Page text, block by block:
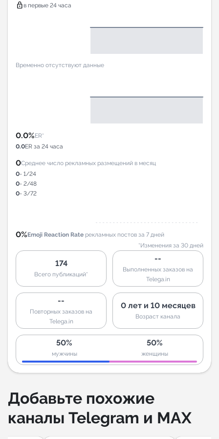
lock в первые 24 часа
Временно отсутствуют данные
0.0%ER*
0.0ER за 24 часа
0Среднее число рекламных размещений в месяц
0- 1/24
0- 2/48
0- 3/72
0%Emoji Reaction Rate рекламных постов за 7 дней
*Изменения за 30 дней
174
Всего публикаций*
--
Выполненных заказов на
Telega.in
--
Повторных заказов на
Telega.in
0 лет и 10 месяцев
Возраст канала
50%
мужчины
50%
женщины
Добавьте похожие
каналы Telegram и MAX